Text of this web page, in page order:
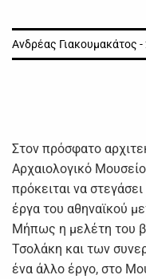
Ανδρέας Γιακουμακάτος
Στον πρόσφατο
Αρχαιολογικό
πρόκειται να
έργα του αθηναϊκού
Μήπως η μελέτη του
Τσολάκη και των
ένα άλλο έργο, στο